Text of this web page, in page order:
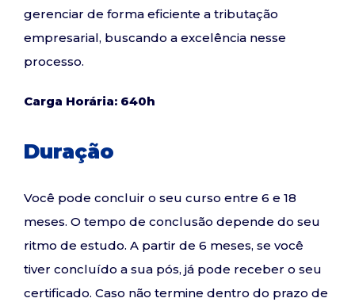
gerenciar de forma eficiente a tributação
empresarial, buscando a excelência nesse
processo.
Carga Horária: 640h
Duração
Você pode concluir o seu curso entre 6 e 18
meses. O tempo de conclusão depende do seu
ritmo de estudo. A partir de 6 meses, se você
tiver concluído a sua pós, já pode receber o seu
certificado. Caso não termine dentro do prazo de